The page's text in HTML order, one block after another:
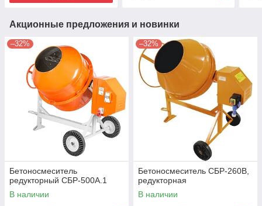
Акционные предложения и новинки
–32%
Бетоносмеситель
редукторный СБР-500А.1
В наличии
–32%
Бетоносмеситель СБР-260В,
редукторная
В наличии